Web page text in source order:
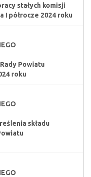
stałych komisji
I półrocze 2024 roku
Powiatu
roku
składu